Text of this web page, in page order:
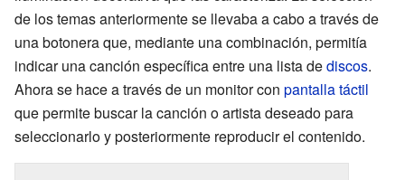
de los temas anteriormente se llevaba a cabo a través de
una botonera que, mediante una combinación, permitía
indicar una canción específica entre una lista dediscos.
Ahora se hace a través de un monitor con pantalla táctil
que permite buscar la canción o artista deseado para
seleccionarlo y posteriormente reproducir el contenido.